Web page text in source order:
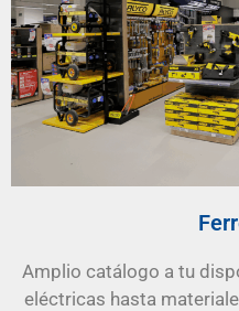
Amplio catálogo a tu
eléctricas hasta